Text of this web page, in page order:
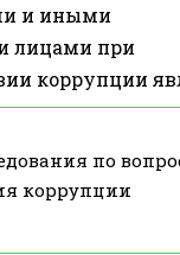
и иными
лицами при
коррупции
по
коррупции